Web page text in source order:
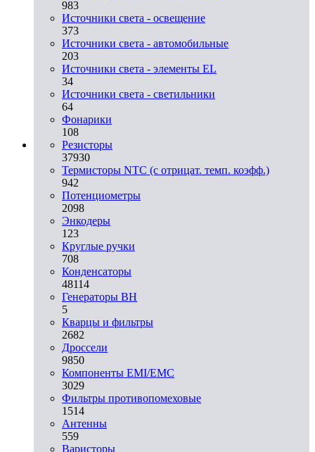
983
Источники света - освещение
373
Источники света - автомобильные
203
Источники света - элементы EL
34
Источники света - светильники
64
Фонарики
108
Резисторы
37930
Термисторы NTC (с отрицат. темп. коэфф.)
942
Потенциометры
2098
Энкодеры
123
Круглые ручки
708
Конденсаторы
48114
Генераторы ВН
5
Кварцы и фильтры
2682
Дроссели
9850
Компоненты EMI/EMC
3029
Фильтры противопомеховые
1514
Антенны
559
Варисторы